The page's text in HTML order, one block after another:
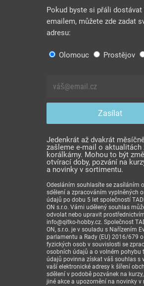
Pokud byste si přáli dostávat
emailem, můžete zde zadat
adresu:
Olomouc Prostějov
Jedenkrát až dvakrát
zašleme e-mail o aktualitách
korálkárny. Mohou to být
otvírací doby, pozvání na
a novinky v sortimentu.
Odesláním souhlasíte se zasíláním
sdělení a zpracováním vyplněných
údajů po dobu 5 let společností
ON s.r.o. Vámi udělený souhlas
odvolat nebo upravit
info@qitko-hobby.cz. Společnost
ON, s.r.o. je v souladu s Nařízením
parlamentu a Rady (EU) 2016/679
fyzických osob v souvislosti se
osobních údajů a o volném pohybu
údajů povinna získat váš souhlas s
vaší elektronické adresy k šíření
sdělení v podobě pozvánek na
jiné akce a upozornění na novinky v